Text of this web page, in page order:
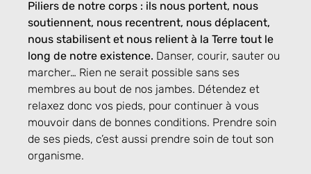
Piliers de notre corps : ils nous portent, nous
soutiennent, nous recentrent, nous déplacent,
nous stabilisent et nous relient à la Terre tout le
long de notre existence. Danser, courir, sauter ou
marcher… Rien ne serait possible sans ses
membres au bout de nos jambes. Détendez et
relaxez donc vos pieds, pour continuer à vous
mouvoir dans de bonnes conditions. Prendre soin
de ses pieds, c’est aussi prendre soin de tout son
organisme.